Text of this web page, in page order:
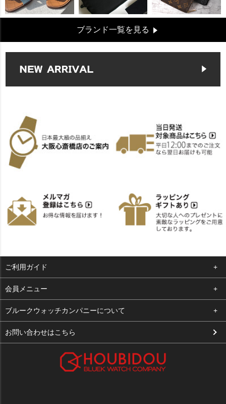
ブランド一覧を見る
ご利用ガイド
よくある質問
支払い・送料
お客様の声
会員メニュー
ログイン
お気に入り
ブルークウォッチカンパニーについて
会社概要
お問い合わせはこちら